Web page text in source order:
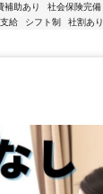
補助あり 社会保険完備
給 シフト制 社割あり